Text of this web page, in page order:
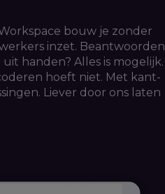
bouw je zonder
inzet. Beantwoorden
handen? Alles is mogelijk.
hoeft niet. Met kant-
Liever door ons laten